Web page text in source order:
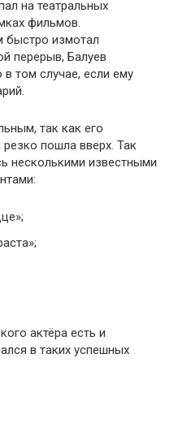
на театральных
фильмов.
быстро измотал
перерыв, Балуев
том случае, если ему
так как его
пошла вверх. Так
несколькими известными
актёра есть и
в таких успешных